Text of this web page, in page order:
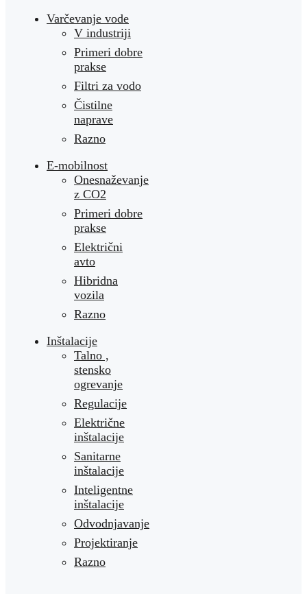
Varčevanje vode
V industriji
Primeri dobre
prakse
Filtri za vodo
Čistilne
naprave
Razno
E-mobilnost
Onesnaževanje
z CO2
Primeri dobre
prakse
Električni
avto
Hibridna
vozila
Razno
Inštalacije
Talno ,
stensko
ogrevanje
Regulacije
Električne
inštalacije
Sanitarne
inštalacije
Inteligentne
inštalacije
Odvodnjavanje
Projektiranje
Razno